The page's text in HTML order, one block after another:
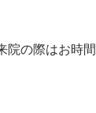
の際はお時